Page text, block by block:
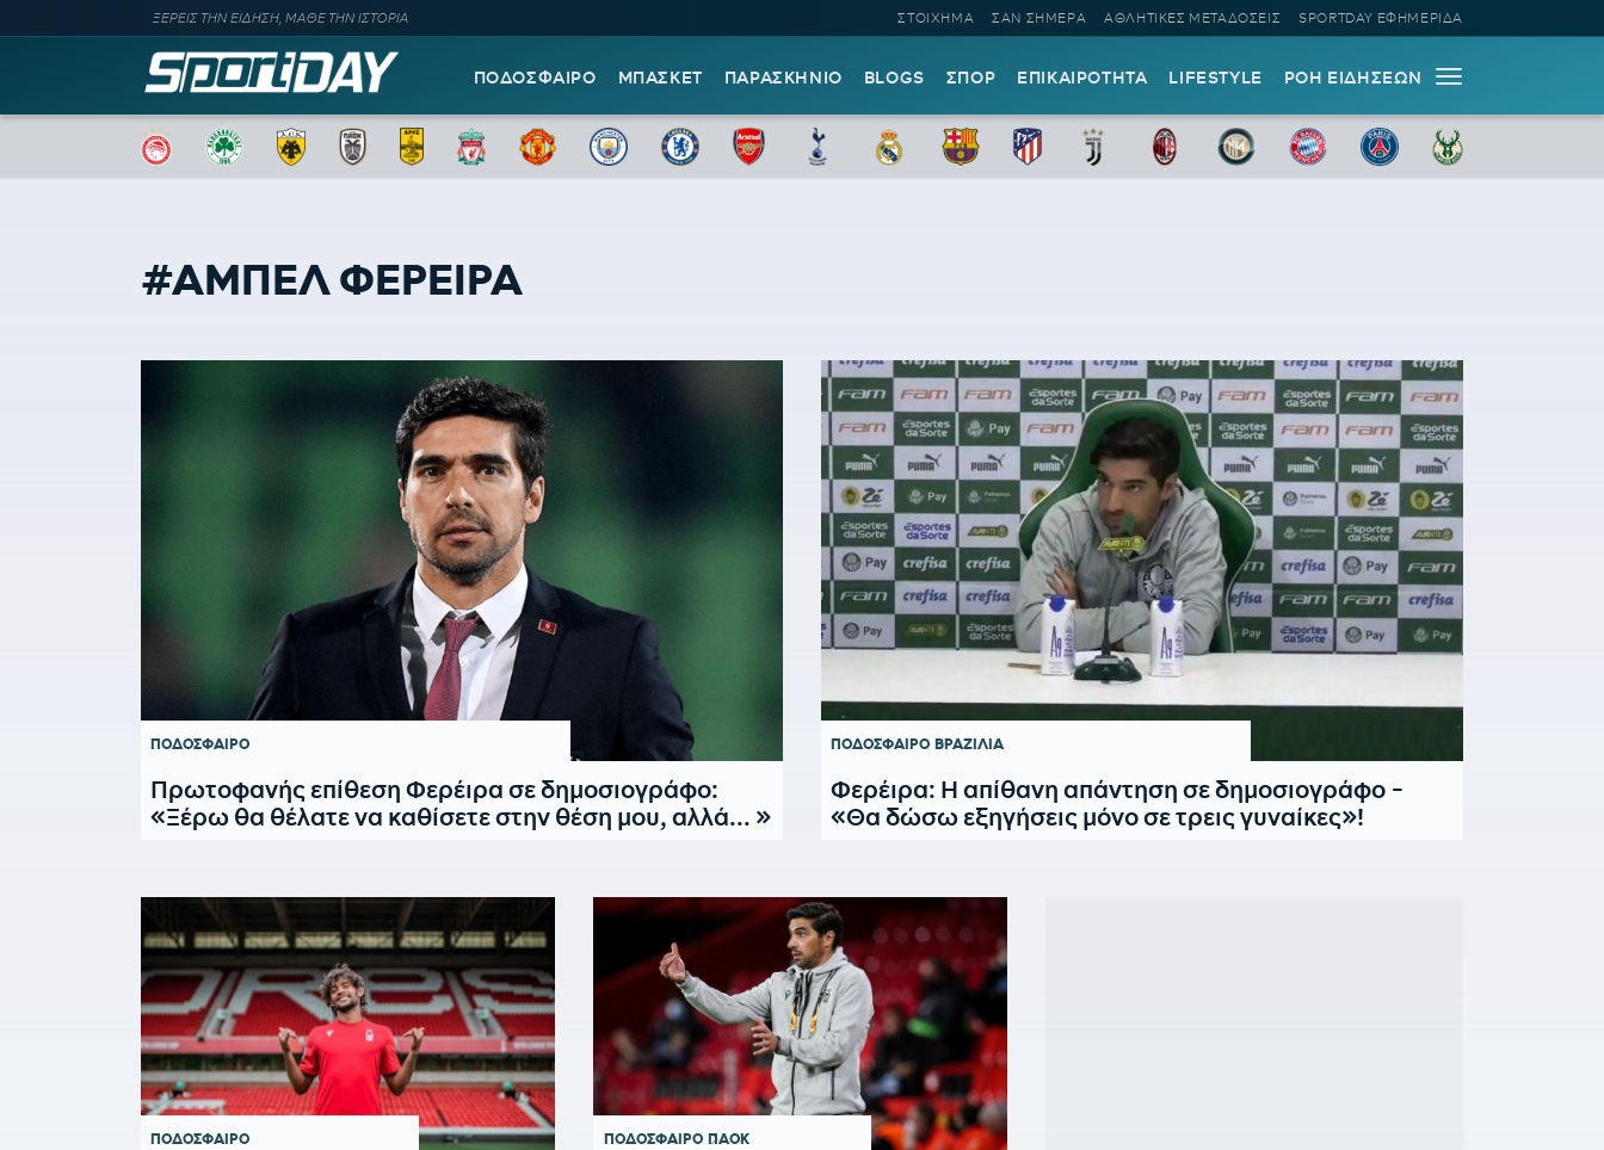
ΞΕΡΕΙΣ ΤΗΝ ΕΙΔΗΣΗ, ΜΑΘΕ ΤΗΝ ΙΣΤΟΡΙΑ ΣΤΟΙΧΗΜΑ ΣΑΝ ΣΗΜΕΡΑ ΑΘΛΗΤΙΚΕΣ ΜΕΤΑΔΟΣΕΙΣ SPORTDAY ΕΦΗΜΕΡΙΔΑ
ΠΟΔΟΣΦΑΙΡΟ ΜΠΑΣΚΕΤ ΠΑΡΑΣΚΗΝΙΟ BLOGS ΣΠΟΡ ΕΠΙΚΑΙΡΟΤΗΤΑ LIFESTYLE ΡΟΗ ΕΙΔΗΣΕΩΝ
#ΑΜΠΕΛ ΦΕΡΕΙΡΑ
ΠΟΔΟΣΦΑΙΡΟ
Πρωτοφανής επίθεση Φερέιρα σε δημοσιογράφο:
«Ξέρω θα θέλατε να καθίσετε στην θέση μου, αλλά... »
ΠΟΔΟΣΦΑΙΡΟ ΒΡΑΖΙΛΙΑ
Φερέιρα: Η απίθανη απάντηση σε δημοσιογράφο -
«Θα δώσω εξηγήσεις μόνο σε τρεις γυναίκες»!
ΠΟΔΟΣΦΑΙΡΟ ΠΟΔΟΣΦΑΙΡΟ ΠΑΟΚ